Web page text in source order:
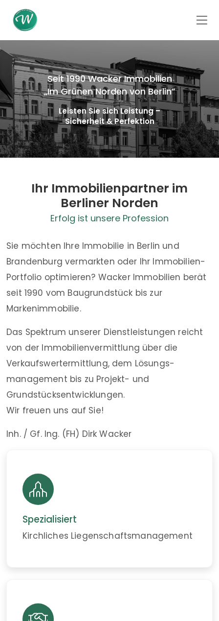
Seit 1990 Wacker Immobilien
„Im Grünen Norden von Berlin”
Leisten Sie sich Leistung –
Sicherheit & Perfektion
Ihr Immobilienpartner im
Berliner Norden
Erfolg ist unsere Profession
Sie möchten Ihre Immobilie in Berlin und
Brandenburg vermarkten oder Ihr Immobilien-
Portfolio optimieren? Wacker Immobilien berät
seit 1990 vom Baugrundstück bis zur
Markenimmobilie.
Das Spektrum unserer Dienstleistungen reicht
von der Immobilienvermittlung über die
Verkaufswertermittlung, dem Lösungs­
management bis zu Projekt- und
Grundstücksentwicklungen.
Wir freuen uns auf Sie!
Inh. / Gf. Ing. (FH) Dirk Wacker
Spezialisiert
Kirchliches Liegenschafts­management